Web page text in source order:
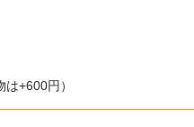
+600円）